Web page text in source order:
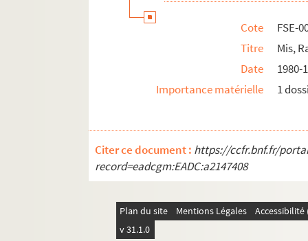
Explosions
Cote
FSE-
Titre
Mis,
Date
1980-
Importance matérielle
1
Citer ce document : https://ccfr.bnf.fr/
record=eadcgm:EADC:a2147408
Plan du site Mentions Légales
v 31.1.0